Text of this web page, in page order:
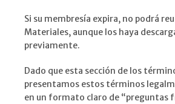
Si su membresía expira, no podrá
Materiales, aunque los haya
previamente.
Dado que esta sección de los
presentamos estos términos
en un formato claro de “preguntas